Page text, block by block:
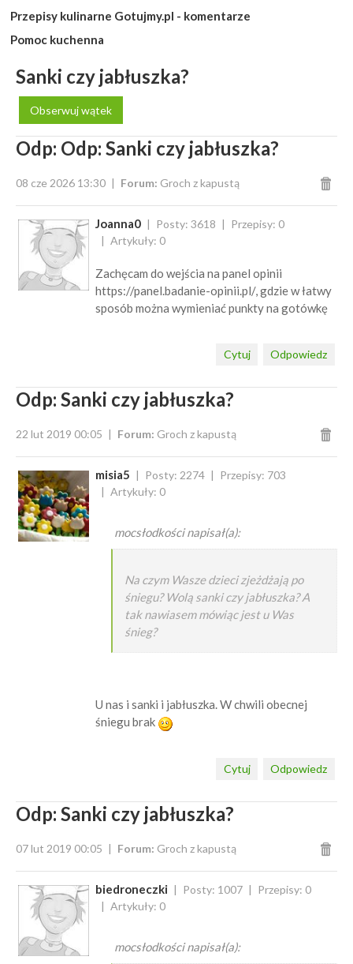
Przepisy kulinarne Gotujmy.pl - komentarze
Pomoc kuchenna
Sanki czy jabłuszka?
Obserwuj wątek
Odp: Odp: Sanki czy jabłuszka?
08 cze 2026 13:30 Forum: Groch z kapustą
Joanna0 Posty: 3618
Przepisy: 0
Artykuły: 0
Zachęcam do wejścia na panel opinii
https://panel.badanie-opinii.pl/, gdzie w łatwy
sposób można wymieniać punkty na gotówkę
Odpowiedz
Cytuj
Odp: Sanki czy jabłuszka?
22 lut 2019 00:05 Forum: Groch z kapustą
misia5 Posty: 2274
Przepisy: 703
Artykuły: 0
mocsłodkości napisał(a):
Na czym Wasze dzieci zjeżdżają po
śniegu? Wolą sanki czy jabłuszka? A
tak nawiasem mówiąc jest u Was
śnieg?
U nas i sanki i jabłuszka. W chwili obecnej
śniegu brak
Odpowiedz
Cytuj
Odp: Sanki czy jabłuszka?
07 lut 2019 00:05 Forum: Groch z kapustą
biedroneczki Posty: 1007
Przepisy: 0
Artykuły: 0
mocsłodkości napisał(a):